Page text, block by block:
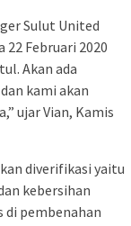
Sulut United
22 Februari 2020
Akan ada
kami akan
ujar Vian, Kamis
diverifikasi yaitu
kebersihan
di pembenahan